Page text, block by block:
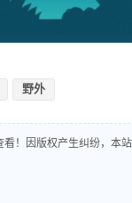
野外
！因版权产生纠纷，本站